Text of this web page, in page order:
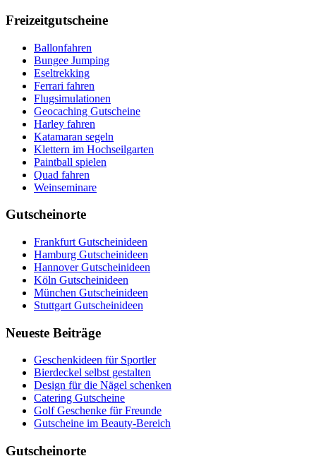
Freizeitgutscheine
Ballonfahren
Bungee Jumping
Eseltrekking
Ferrari fahren
Flugsimulationen
Geocaching Gutscheine
Harley fahren
Katamaran segeln
Klettern im Hochseilgarten
Paintball spielen
Quad fahren
Weinseminare
Gutscheinorte
Frankfurt Gutscheinideen
Hamburg Gutscheinideen
Hannover Gutscheinideen
Köln Gutscheinideen
München Gutscheinideen
Stuttgart Gutscheinideen
Neueste Beiträge
Geschenkideen für Sportler
Bierdeckel selbst gestalten
Design für die Nägel schenken
Catering Gutscheine
Golf Geschenke für Freunde
Gutscheine im Beauty-Bereich
Gutscheinorte